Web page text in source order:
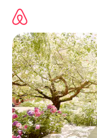
para
conteúdo